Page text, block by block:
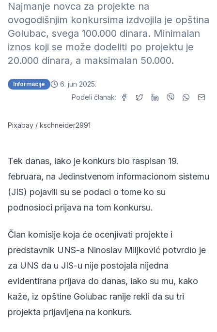
Najmanje novca za projekte na
ovogodišnjim konkursima izdvojila je opština
Golubac, svega 100.000 dinara. Minimalan
iznos koji se može dodeliti po projektu je
20.000 dinara, a maksimalan 50.000.
Informacije
6. jun 2025.
Podeli članak:
Pixabay / kschneider2991
Tek danas, iako je konkurs bio raspisan 19.
februara, na Jedinstvenom informacionom sistemu
(JIS) pojavili su se podaci o tome ko su
podnosioci prijava na tom konkursu.
Član komisije koja će ocenjivati projekte i
predstavnik UNS-a Ninoslav Miljković potvrdio je
za UNS da u JIS-u nije postojala nijedna
evidentirana prijava do danas, iako su mu, kako
kaže, iz opštine Golubac ranije rekli da su tri
projekta prijavljena na konkurs.